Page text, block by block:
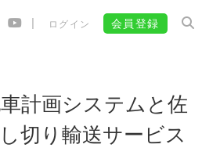
ログイン 会員登録
計画システムと佐
切り輸送サービス